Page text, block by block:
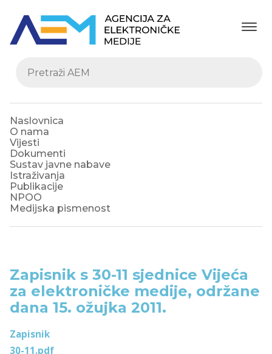
Naslovnica
O nama
Vijesti
Dokumenti
Sustav javne nabave
Istraživanja
Publikacije
NPOO
Medijska pismenost
Zapisnik s 30-11 sjednice Vijeća
za elektroničke medije, održane
dana 15. ožujka 2011.
Zapisnik
30-11.pdf